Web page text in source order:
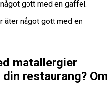
matallergier
restaurang? Om